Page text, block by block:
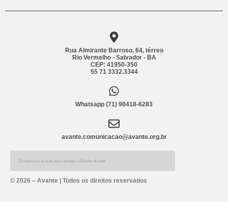
Rua Almirante Barroso, 64, térreo
Rio Vermelho - Salvador - BA
CEP: 41950-350
55 71 3332.3344
Whatsapp (71) 98418-6283
avante.comunicacao@avante.org.br
Alternative:
© 2026 – Avante | Todos os direitos reservados